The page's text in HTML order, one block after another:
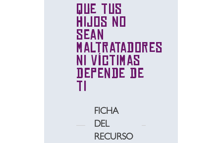
Que tus
hijos no
sean
maltratadores
ni víctimas
depende de
ti
FICHA
DEL
RECURSO